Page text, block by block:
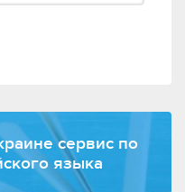
сервис по
языка